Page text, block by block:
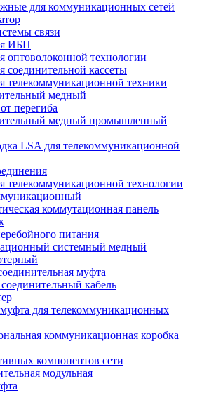
для коммуникационных сетей
связи
ИБП
оптоволоконной технологии
соединительной кассеты
телекоммуникационной техники
медный
перегиба
медный промышленный
LSA для телекоммуникационной
телекоммуникационной технологии
коммутационная панель
питания
системный медный
муфта
кабель
для телекоммуникационных
коммуникационная коробка
компонентов сети
модульная